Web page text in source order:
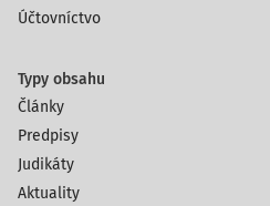
Účtovníctvo
Typy obsahu
Články
Predpisy
Judikáty
Aktuality